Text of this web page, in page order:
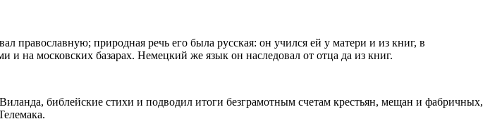
православную; природная речь его была русская: он учился ей у матери и из книг, в
и на московских базарах. Немецкий же язык он наследовал от отца да из книг.
библейские стихи и подводил итоги безграмотным счетам крестьян, мещан и фабричных,